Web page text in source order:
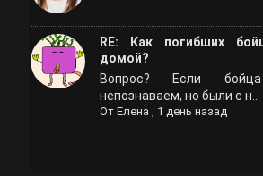
RE: Как погибших
домой?
Вопрос? Если
непознаваем, но были с н...
От Елена , 1 день назад